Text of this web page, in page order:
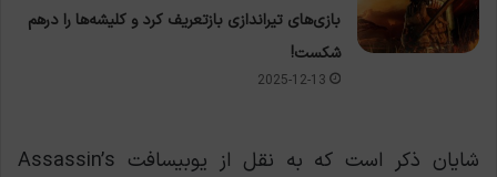
بازی‌های تیراندازی بازتعریف کرد و کلیشه‌ها را درهم
شکست!
2025-12-13
شایان ذکر است که به نقل از یوبیسافت Assassin’s